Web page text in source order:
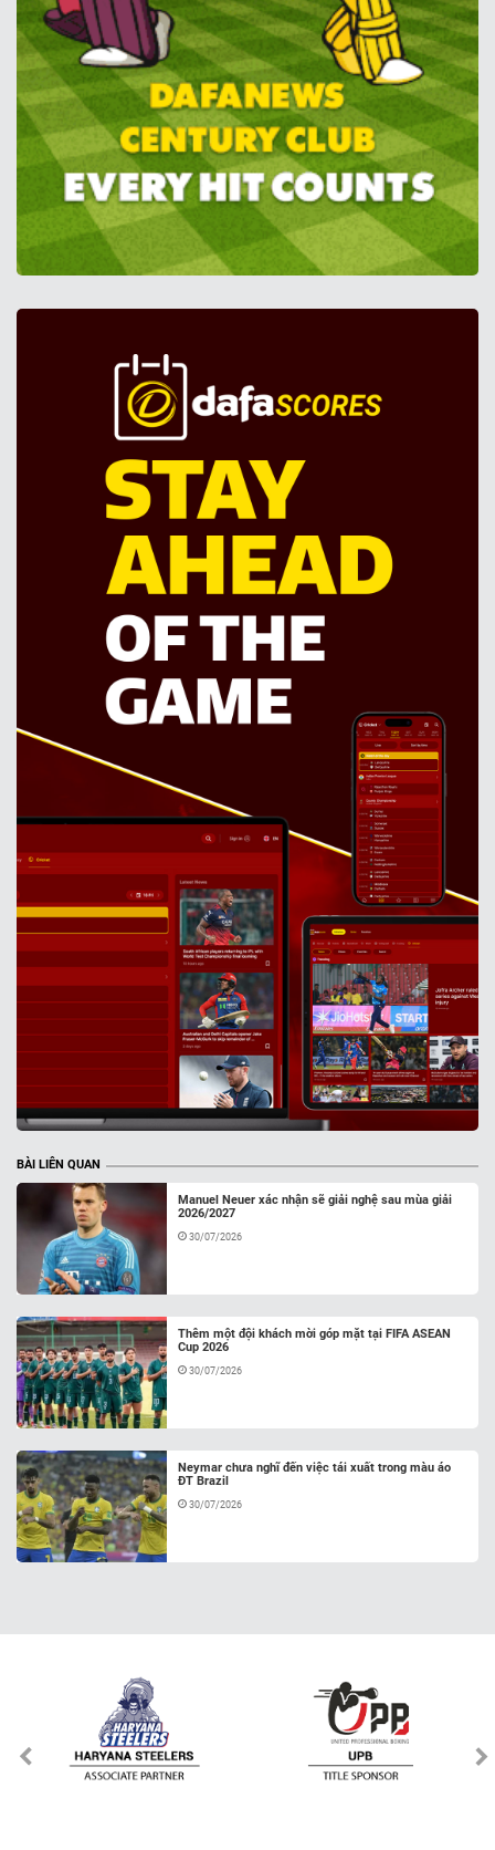
BÀI LIÊN QUAN
Manuel Neuer xác nhận sẽ giải nghệ sau mùa giải
2026/2027
30/07/2026
Thêm một đội khách mời góp mặt tại FIFA ASEAN
Cup 2026
30/07/2026
Neymar chưa nghĩ đến việc tái xuất trong màu áo
ĐT Brazil
30/07/2026